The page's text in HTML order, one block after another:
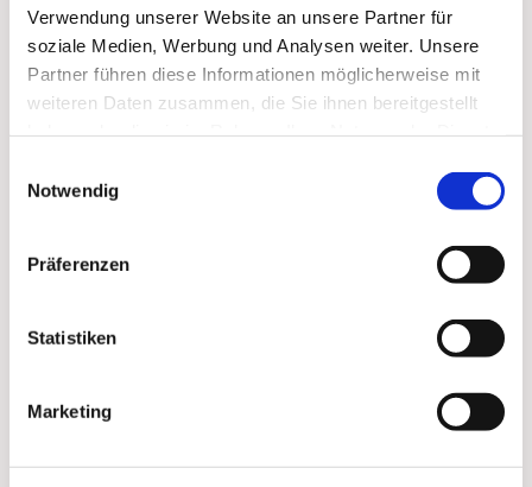
Verwendung unserer Website an unsere Partner für
soziale Medien, Werbung und Analysen weiter. Unsere
Partner führen diese Informationen möglicherweise mit
weiteren Daten zusammen, die Sie ihnen bereitgestellt
Notwendig
Präferenzen
Statistiken
Marketing